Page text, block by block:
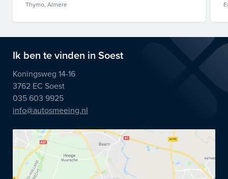
Thymo, Almere
Ik ben te vinden in Soest
Koningsweg 14-16
3762 EC Soest
035 603 9925
info@autosmeeing.nl